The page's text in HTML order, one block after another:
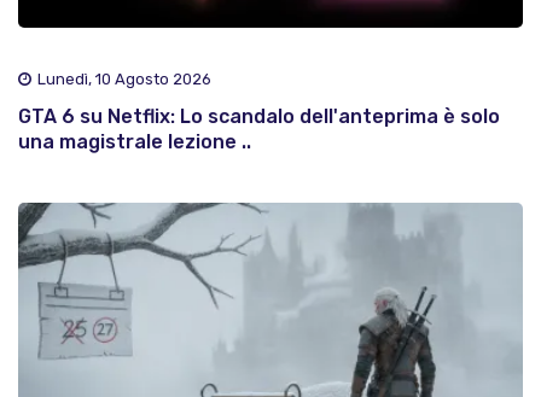
Lunedì, 10 Agosto 2026
GTA 6 su Netflix: Lo scandalo dell'anteprima è solo
una magistrale lezione ..